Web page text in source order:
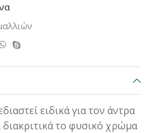
ειδικά για τον άντρα
το φυσικό χρώμα